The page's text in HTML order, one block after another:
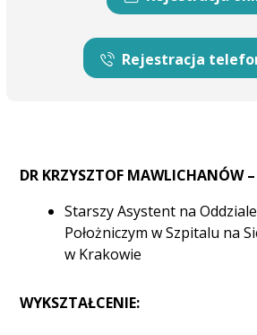
Rejestracja
DR KRZYSZTOF MAWLICHANÓW
Starszy Asystent na
Położniczym w Szpitalu na
w Krakowie
WYKSZTAŁCENIE: